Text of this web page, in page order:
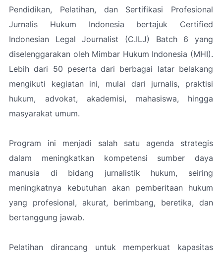
Pendidikan, Pelatihan, dan Sertifikasi Profesional
Jurnalis Hukum Indonesia bertajuk Certified
Indonesian Legal Journalist (C.ILJ) Batch 6 yang
diselenggarakan oleh Mimbar Hukum Indonesia (MHI).
Lebih dari 50 peserta dari berbagai latar belakang
mengikuti kegiatan ini, mulai dari jurnalis, praktisi
hukum, advokat, akademisi, mahasiswa, hingga
masyarakat umum.
Program ini menjadi salah satu agenda strategis
dalam meningkatkan kompetensi sumber daya
manusia di bidang jurnalistik hukum, seiring
meningkatnya kebutuhan akan pemberitaan hukum
yang profesional, akurat, berimbang, beretika, dan
bertanggung jawab.
Pelatihan dirancang untuk memperkuat kapasitas